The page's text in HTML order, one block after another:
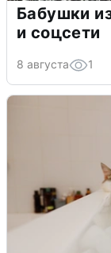
Бабушки
и соцсети
8 августа 1